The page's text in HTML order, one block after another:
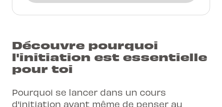
Découvre pourquoi
l'initiation est essentielle
pour toi
Pourquoi se lancer dans un cours
d'initiation avant même de penser au